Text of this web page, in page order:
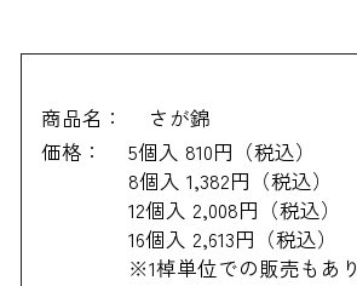
商品名：
さが錦
価格：
5個入 810円（税込）
8個入 1,382円（税込）
12個入 2,008円（税込）
16個入 2,613円（税込）
※1棹単位での販売もあり